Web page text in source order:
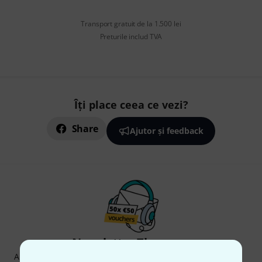
Transport gratuit de la 1.500 lei
Preturile includ TVA
Îți place ceea ce vezi?
Share Ajutor și feedback
Newsletter Thomann
Abonați-vă la buletinul informativ Thomann în limba